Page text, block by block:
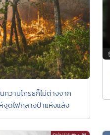
ความโกรธก็ไม่ต่างจาก
จุดไฟกลางป่าแห้งแล้ง